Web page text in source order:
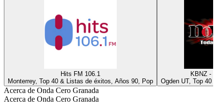
Hits FM 106.1
Monterrey, Top 40 & Listas de éxitos, Años 90, Pop
KBNZ -
Ogden UT, Top 40
Acerca de Onda Cero Granada
Acerca de Onda Cero Granada